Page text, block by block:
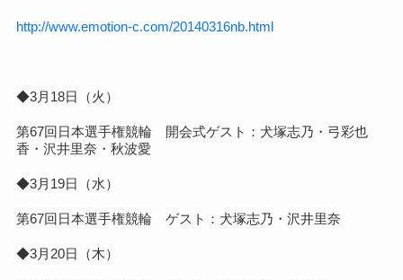
http://www.emotion-c.com/20140316nb.html
◆3月18日（火）
第67回日本選手権競輪開会式ゲスト：犬塚志乃・弓彩也
香・沢井里奈・秋波愛
◆3月19日（水）
第67回日本選手権競輪 ゲスト：犬塚志乃・沢井里奈
◆3月20日（木）